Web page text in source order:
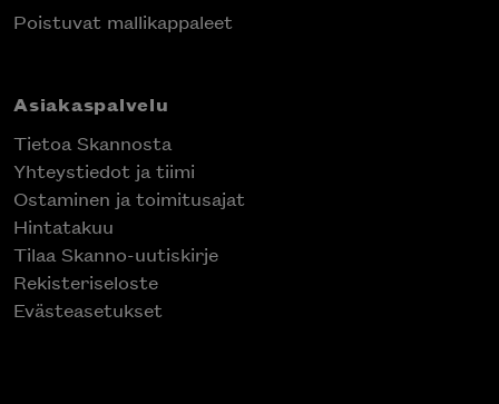
Poistuvat mallikappaleet
Asiakaspalvelu
Tietoa Skannosta
Yhteystiedot ja tiimi
Ostaminen ja toimitusajat
Hintatakuu
Tilaa Skanno-uutiskirje
Rekisteriseloste
Evästeasetukset